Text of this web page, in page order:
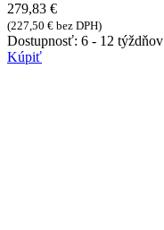
279,83 €
(227,50 € bez DPH)
Dostupnosť: 6 - 12 týždňov
Kúpiť